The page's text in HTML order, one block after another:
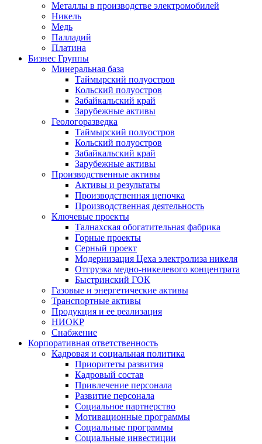
Металлы в производстве электромобилей
Никель
Медь
Палладий
Платина
Бизнес Группы
Минеральная база
Таймырский полуостров
Кольский полуостров
Забайкальский край
Зарубежные активы
Геологоразведка
Таймырский полуостров
Кольский полуостров
Забайкальский край
Зарубежные активы
Производственные активы
Активы и результаты
Производственная цепочка
Производственная деятельность
Ключевые проекты
Талнахская обогатительная фабрика
Горные проекты
Серный проект
Модернизация Цеха электролиза никеля
Отгрузка медно-никелевого концентрата
Быстринский ГОК
Газовые и энергетические активы
Транспортные активы
Продукция и ее реализация
НИОКР
Снабжение
Корпоративная ответственность
Кадровая и социальная политика
Приоритеты развития
Кадровый состав
Привлечение персонала
Развитие персонала
Социальное партнерство
Мотивационные программы
Социальные программы
Социальные инвестиции